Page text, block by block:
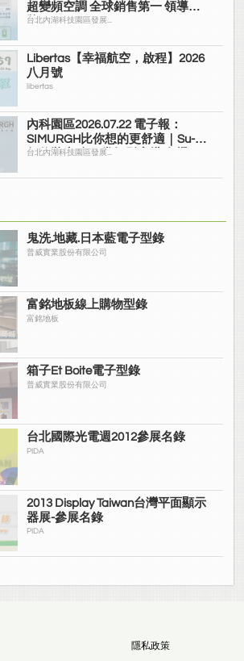
超變頻空調 全球銷售第一 領導品
牌
台北內湖科技園區發展...
Libertas【幸福航空，啟程】2026
八月號
libertas
內科園區2026.07.22 電子報：
SIMURGH比你想的更舒適｜Su-Si
舒仕裝 都會日常輕鬆穿搭 免燙可
台北內湖科技園區發展...
鬼洗.地藏.日本藍電子型錄
普威實業股份有限公司
富銘地板線上購物型錄
富銘地板
箱子Et Boite電子型錄
普威實業股份有限公司
台北國際光電週2012參展名錄
PIDA
2013 Display Taiwan台灣平面顯示
器展-參展名錄
PIDA
隱私政策